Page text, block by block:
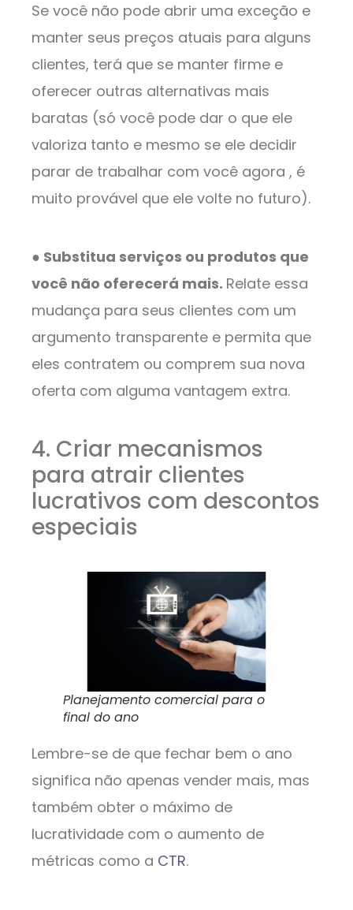
Se você não pode abrir uma exceção e
manter seus preços atuais para alguns
clientes, terá que se manter firme e
oferecer outras alternativas mais
baratas (só você pode dar o que ele
valoriza tanto e mesmo se ele decidir
parar de trabalhar com você agora , é
muito provável que ele volte no futuro).
● Substitua serviços ou produtos que
você não oferecerá mais. Relate essa
mudança para seus clientes com um
argumento transparente e permita que
eles contratem ou comprem sua nova
oferta com alguma vantagem extra.
4. Criar mecanismos
para atrair clientes
lucrativos com descontos
especiais
Planejamento comercial para o
final do ano
Lembre-se de que fechar bem o ano
significa não apenas vender mais, mas
também obter o máximo de
lucratividade com o aumento de
métricas como a CTR.